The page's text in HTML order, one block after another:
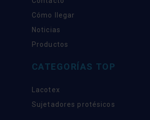
Cómo llegar
Noticias
Productos
CATEGORÍAS TOP
Lacotex
Sujetadores protésicos